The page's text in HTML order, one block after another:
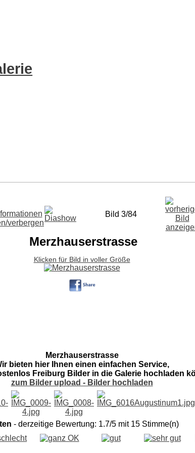
Bild 3/84
Merzhauserstrasse
Klicken für Bild in voller Größe
Merzhauserstrasse
bieten hier Ihnen einen einfachen Service,
Freiburg Bilder in die Galerie hochladen
zum Bilder upload - Bilder hochladen
- derzeitige Bewertung: 1.7/5 mit 15 Stimme(n)